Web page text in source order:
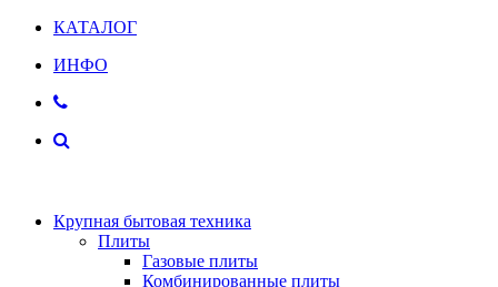
КАТАЛОГ
ИНФО
Крупная бытовая техника
Плиты
Газовые плиты
Комбинированные плиты